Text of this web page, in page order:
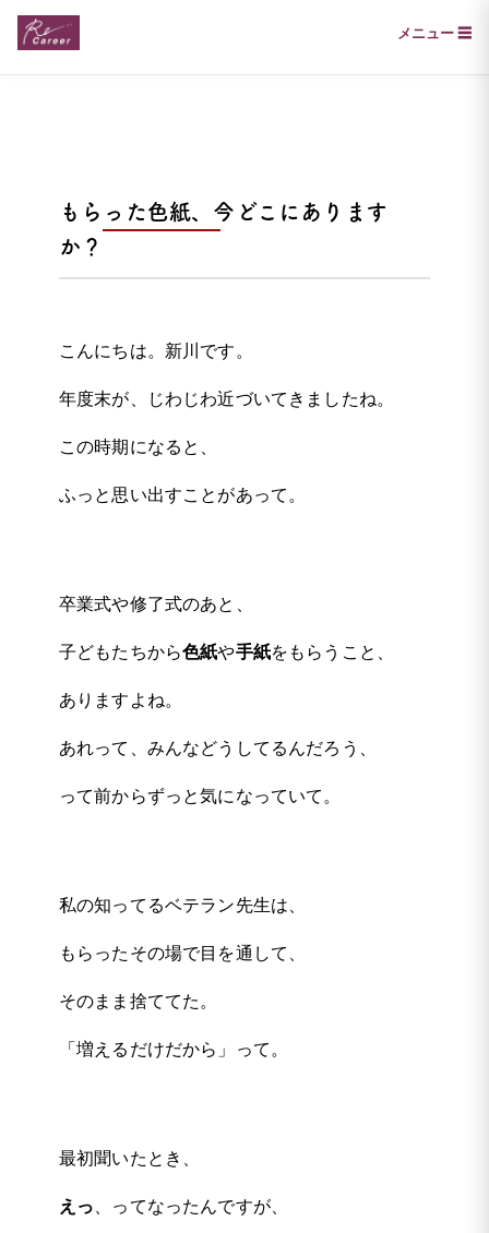
メニュー ☰
もらった色紙、今どこにあります
か？
こんにちは。新川です。
年度末が、じわじわ近づいてきましたね。
この時期になると、
ふっと思い出すことがあって。
卒業式や修了式のあと、
子どもたちから色紙や手紙をもらうこと、
ありますよね。
あれって、みんなどうしてるんだろう、
って前からずっと気になっていて。
私の知ってるベテラン先生は、
もらったその場で目を通して、
そのまま捨ててた。
「増えるだけだから」って。
最初聞いたとき、
えっ、ってなったんですが、